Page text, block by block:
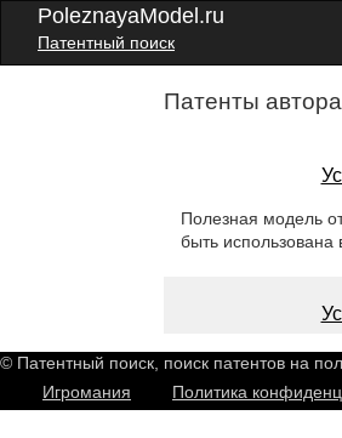
PoleznayaModel.ru
Патентный поиск
Патенты
Полезная модель
быть использована
© Патентный поиск, поиск патентов на
Игромания
Политика